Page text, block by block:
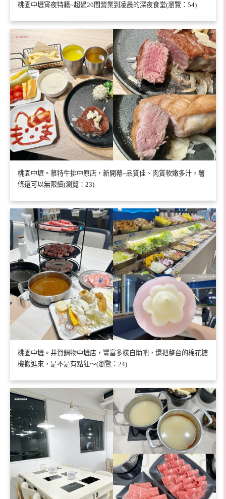
桃園中壢宵夜特籍~超過20間營業到凌晨的深夜食堂(瀏覽：54)
桃園中壢。慕特牛排中原店，新開幕~品質佳、肉質軟嫩多汁，薯
條還可以無限續(瀏覽：23)
桃園中壢。井賀鍋物中壢店，豐富多樣自助吧，還把整台的棉花糖
機搬進來，是不是有點狂～(瀏覽：24)